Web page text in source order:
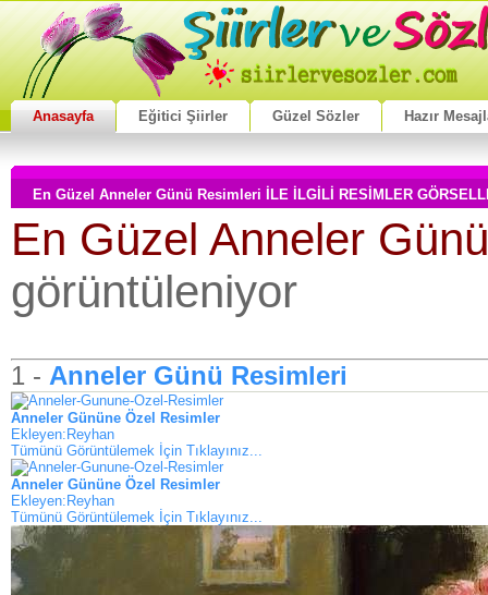
Anasayfa Eğitici Şiirler Güzel Sözler Hazır
En Güzel Anneler Günü Resimleri İLE İLGİLİ RESİMLER
En Güzel Anneler
görüntüleniyor
1 - Anneler Günü Resimleri
Anneler Gününe Özel Resimler
Ekleyen:Reyhan
Tümünü Görüntülemek İçin Tıklayınız...
Anneler Gününe Özel Resimler
Ekleyen:Reyhan
Tümünü Görüntülemek İçin Tıklayınız...